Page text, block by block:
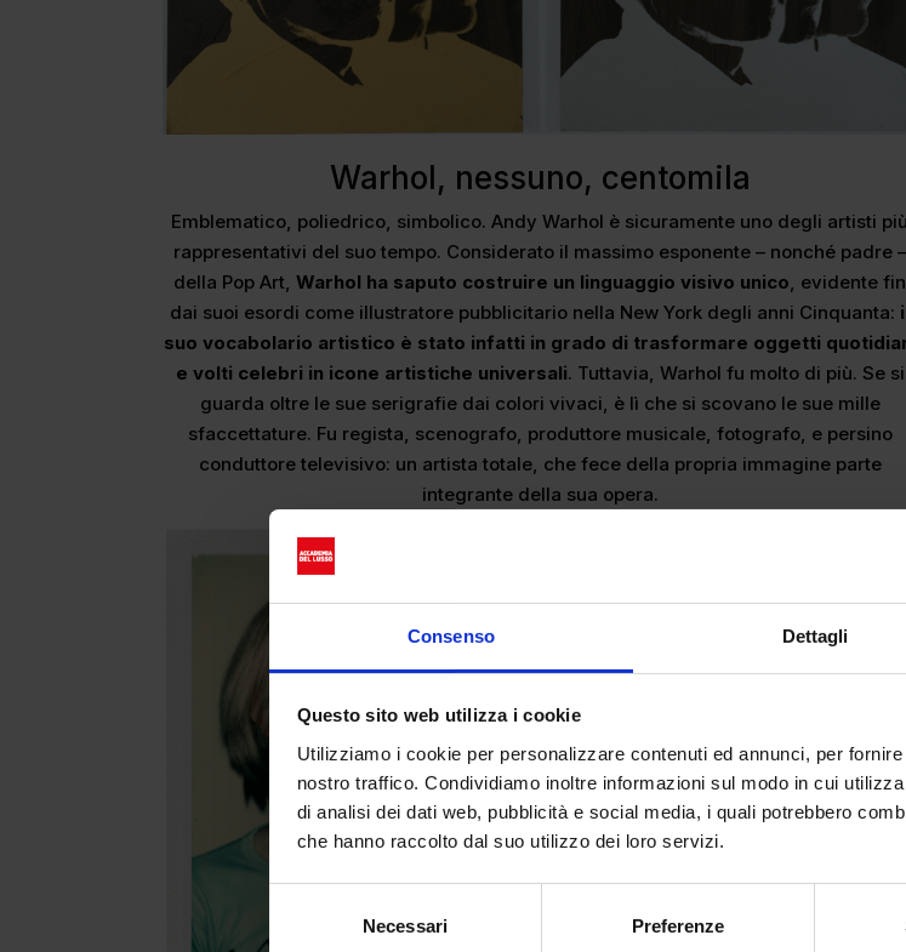
Consenso Dettagli
Questo sito web utilizza i cookie
Utilizziamo i cookie per personalizzare contenuti ed annunci, per
nostro traffico. Condividiamo inoltre informazioni sul modo in cui
di analisi dei dati web, pubblicità e social media, i quali potrebbero
che hanno raccolto dal suo utilizzo dei loro servizi.
Necessari Preferenze
Warhol, nessuno, centomila
Emblematico, poliedrico, simbolico. Andy Warhol è sicuramente uno degli artisti più
rappresentativi del suo tempo. Considerato il massimo esponente – nonché padre –
della Pop Art,Warhol ha saputo costruire un linguaggio visivo unico, evidente fin
dai suoi esordi come illustratore pubblicitario nella New York degli anni Cinquanta:
suo vocabolario artistico è stato infatti in grado di trasformare oggetti
e volti celebri in icone artistiche universali. Tuttavia, Warhol fu molto di più. Se si
guarda oltre le sue serigrafie dai colori vivaci, è lì che si scovano le sue mille
sfaccettature. Fu regista, scenografo, produttore musicale, fotografo, e persino
conduttore televisivo: un artista totale, che fece della propria immagine parte
integrante della sua opera.